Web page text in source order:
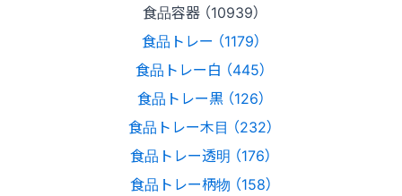
食品容器 （10939）
食品トレー （1179）
食品トレー白 （445）
食品トレー黒 （126）
食品トレー木目 （232）
食品トレー透明 （176）
食品トレー柄物 （158）